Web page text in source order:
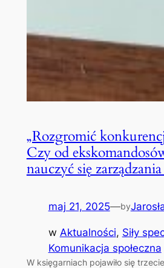
„Rozgromić
Czy od
nauczyć się
maj 21, 2025—by
w Aktualności, Siły
Komunikacja społeczna
W księgarniach pojawiło się